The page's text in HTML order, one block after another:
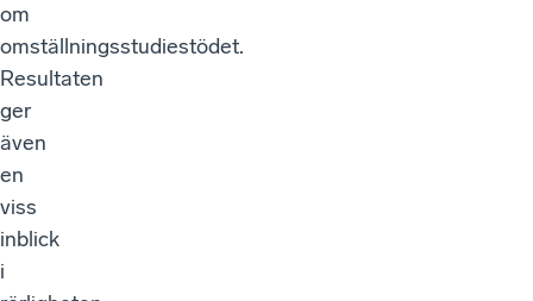
om
omställningsstudiestödet.
Resultaten
ger
även
en
viss
inblick
i